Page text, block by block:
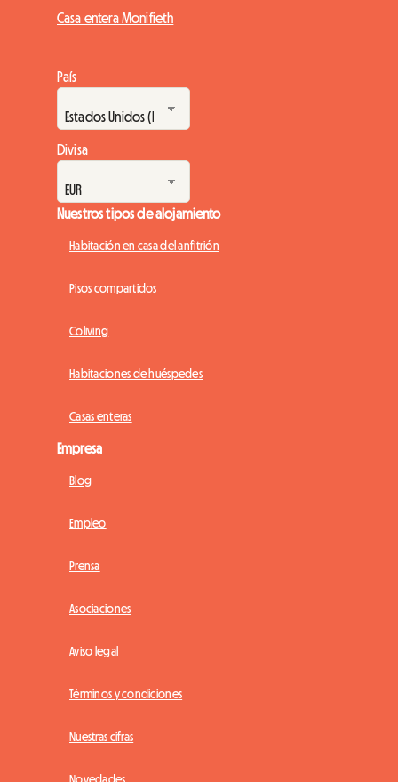
Casa entera Monifieth
País
Divisa
Nuestros tipos de alojamiento
Habitación en casa del anfitrión
Pisos compartidos
Coliving
Habitaciones de huéspedes
Casas enteras
Empresa
Blog
Empleo
Prensa
Asociaciones
Aviso legal
Términos y condiciones
Nuestras cifras
Novedades